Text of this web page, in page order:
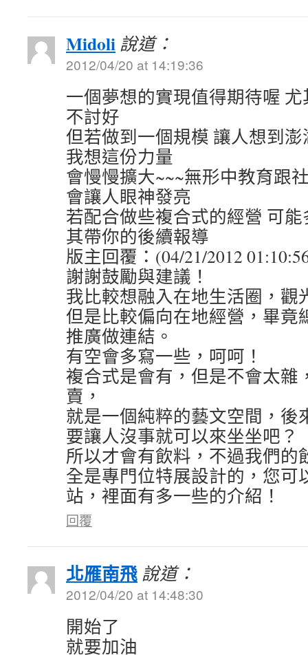
Midoli 說道：
2012/04/20 at 14:19:36
一個夢想的實現值得期待喔
不討好
但若做到一個規模 讓人想到
我想這份力量
會慢慢擴大~~~無形中教育跟
會讓人眼神發亮
若配合做些複合式的經營 可
其帶你的後續報導
版主回覆：(04/21/2012
謝謝鼓勵與建議！
我比較想融入在地生活圈，觀
但是比較偏向在地經營，畢竟
推廣做連結。
有空會多寫一些，呵呵！
複合式是會有，但是不會太雜
賣，
就是一個純粹的藝文空間，後
要讓人沒事就可以來坐坐吧？
所以才會有飲料，不過我們的
全是專門位特展設計的，您可
站，裡面有多一些的介紹！
回覆
北雁南飛 說道：
2012/04/20 at 14:48:30
開始了
就要加油